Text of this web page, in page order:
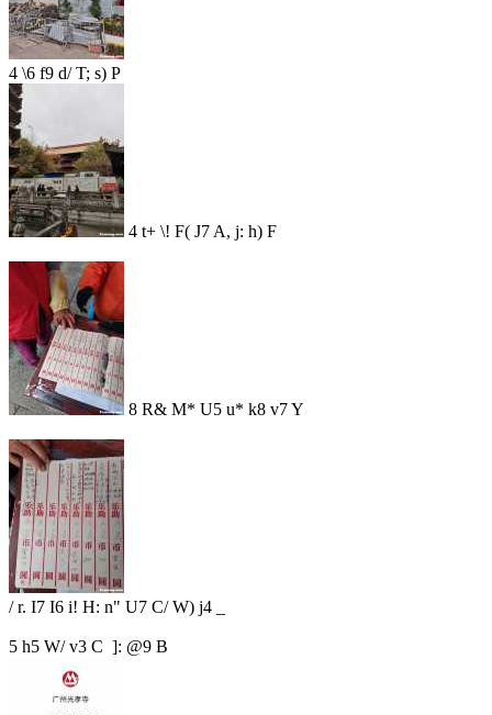
4 \6 f9 d/ T; s) P
4 t+ \! F( J7 A, j: h) F
8 R& M* U5 u* k8 v7 Y
/ r. I7 I6 i! H: n" U7 C/ W) j4 _
5 h5 W/ v3 C ]: @9 B